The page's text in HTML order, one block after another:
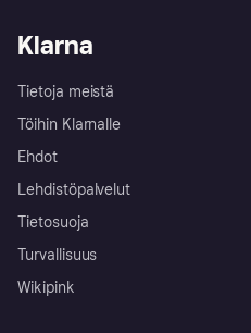
Klarna
Tietoja meistä
Töihin Klarnalle
Ehdot
Lehdistöpalvelut
Tietosuoja
Turvallisuus
Wikipink